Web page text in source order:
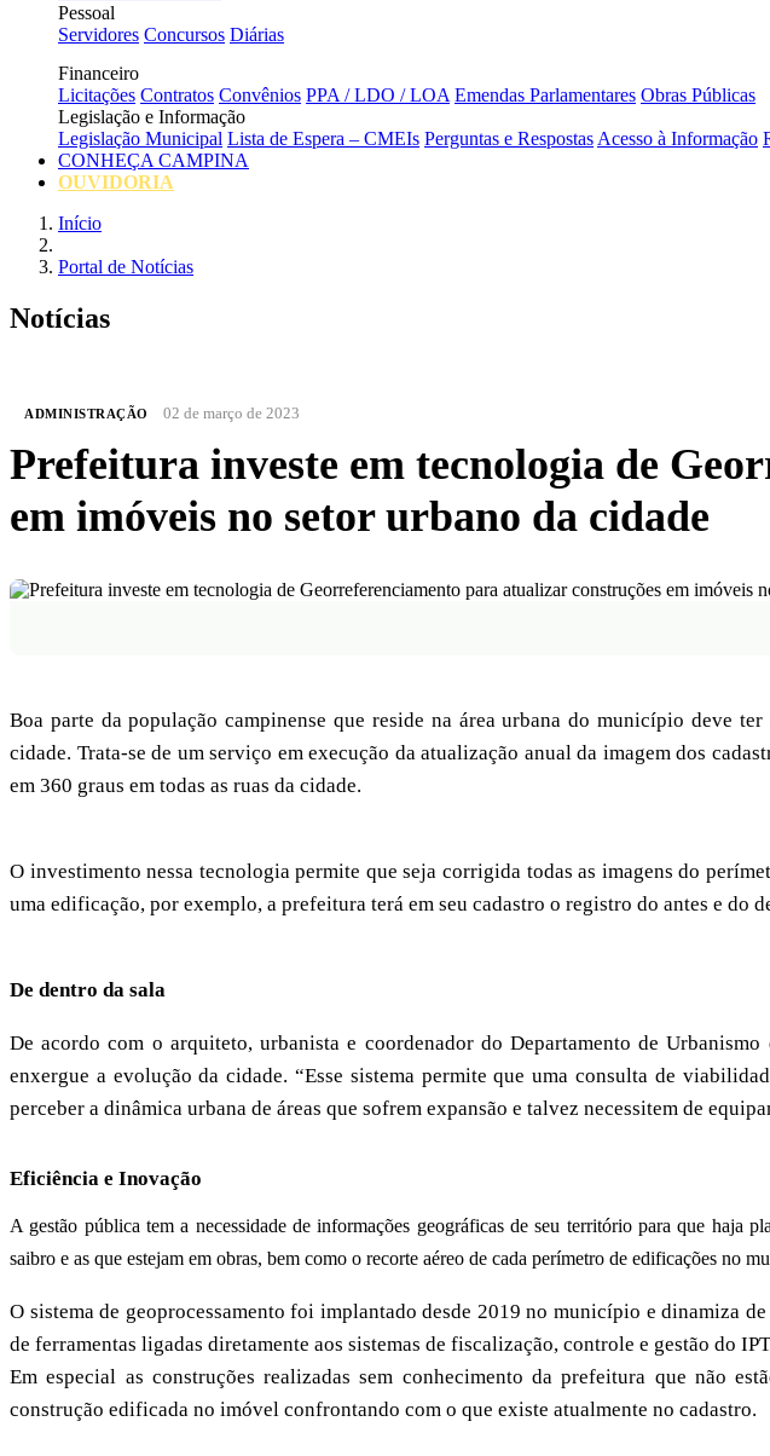
Pessoal
Servidores Concursos Diárias
Financeiro
Licitações Contratos Convênios PPA / LDO / LOA Emendas Parlamentares Obras Públicas
Legislação e Informação
Legislação Municipal Lista de Espera – CMEIs Perguntas e Respostas Acesso à Informação
CONHEÇA CAMPINA
OUVIDORIA
Início
Portal de Notícias
Notícias
ADMINISTRAÇÃO 02 de março de 2023
Prefeitura investe em tecnologia de
em imóveis no setor urbano da cidade
Boa parte da população campinense que reside na área urbana do município deve
cidade. Trata-se de um serviço em execução da atualização anual da imagem dos
em 360 graus em todas as ruas da cidade.
O investimento nessa tecnologia permite que seja corrigida todas as imagens do
uma edificação, por exemplo, a prefeitura terá em seu cadastro o registro do antes e
De dentro da sala
De acordo com o arquiteto, urbanista e coordenador do Departamento de
enxergue a evolução da cidade. “Esse sistema permite que uma consulta de
perceber a dinâmica urbana de áreas que sofrem expansão e talvez necessitem de
Eficiência e Inovação
A gestão pública tem a necessidade de informações geográficas de seu território para que haja
saibro e as que estejam em obras, bem como o recorte aéreo de cada perímetro de edificações no
O sistema de geoprocessamento foi implantado desde 2019 no município e dinamiza
de ferramentas ligadas diretamente aos sistemas de fiscalização, controle e gestão do
Em especial as construções realizadas sem conhecimento da prefeitura que não
construção edificada no imóvel confrontando com o que existe atualmente no cadastro.